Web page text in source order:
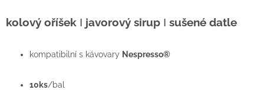
kolový oříšek Ι javorový sirup Ι sušené datle
kompatibilní s kávovary Nespresso®
10ks/bal